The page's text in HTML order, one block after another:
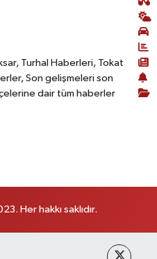
Turhal Haberleri, Tokat
Son gelişmeleri son
dair tüm haberler
Her hakkı saklıdır.